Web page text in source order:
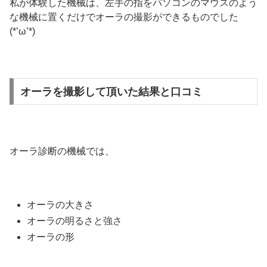
私が体験した機械は、左手の指をパソコンのマウスのよう
な機械に置くだけでオーラの撮影ができるものでした
(*’ω’*)
オーラを撮影して頂いた結果と口コミ
オーラ診断の機械では、
オーラの大きさ
オーラの明るさと強さ
オーラの形